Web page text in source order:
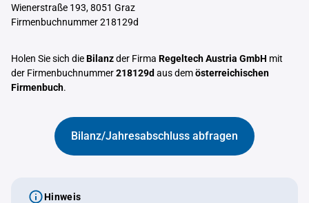
Wienerstraße 193, 8051 Graz
Firmenbuchnummer 218129d
Holen Sie sich dieBilanzder Firma Regeltech Austria GmbH mit
der Firmenbuchnummer218129d aus demösterreichischen
Firmenbuch.
Bilanz/Jahresabschluss abfragen
Hinweis